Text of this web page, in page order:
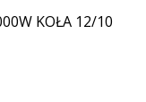
KOŁA 12/10